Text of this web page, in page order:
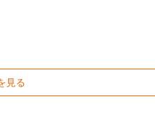
見る